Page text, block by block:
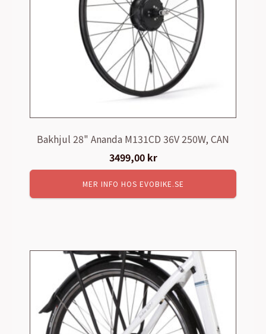
Bakhjul 28" Ananda M131CD 36V 250W, CAN
3499,00 kr
MER INFO HOS EVOBIKE.SE